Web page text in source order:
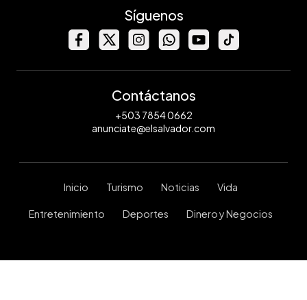
Síguenos
Contáctanos
+503 7854 0662
anunciate@elsalvador.com
Inicio Turismo Noticias Vida
Entretenimiento Deportes Dinero y Negocios